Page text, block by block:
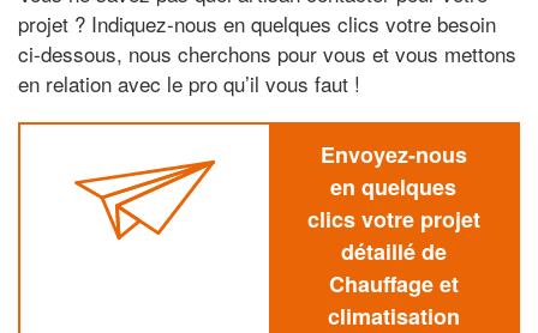
projet ? Indiquez-nous en quelques clics votre besoin
ci-dessous, nous cherchons pour vous et vous mettons
en relation avec le pro qu’il vous faut !
Envoyez-nous
en quelques
clics votre projet
détaillé de
Chauffage et
climatisation